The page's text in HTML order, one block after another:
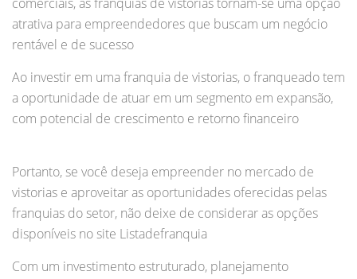
atrativa para empreendedores que buscam um negócio
rentável e de sucesso
Ao investir em uma franquia de vistorias, o franqueado tem
a oportunidade de atuar em um segmento em expansão,
com potencial de crescimento e retorno financeiro
Portanto, se você deseja empreender no mercado de
vistorias e aproveitar as oportunidades oferecidas pelas
franquias do setor, não deixe de considerar as opções
disponíveis no site Listadefranquia
Com um investimento estruturado, planejamento